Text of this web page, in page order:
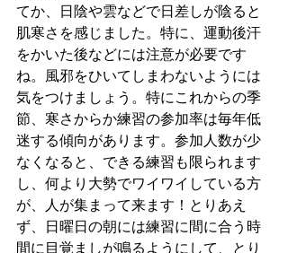
てか、日陰や雲などで日差しが陰ると
肌寒さを感じました。特に、運動後汗
をかいた後などには注意が必要です
ね。風邪をひいてしまわないようには
気をつけましょう。特にこれからの季
節、寒さからか練習の参加率は毎年低
迷する傾向があります。参加人数が少
なくなると、できる練習も限られます
し、何より大勢でワイワイしている方
が、人が集まって来ます！とりあえ
ず、日曜日の朝には練習に間に合う時
間に目覚ましが鳴るようにして、とり